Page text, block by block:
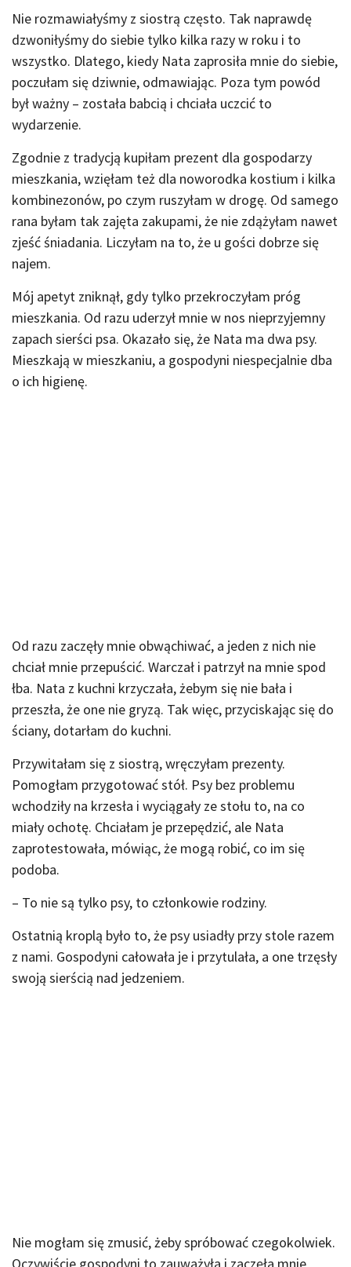
Nie rozmawiałyśmy z siostrą często. Tak naprawdę
dzwoniłyśmy do siebie tylko kilka razy w roku i to
wszystko. Dlatego, kiedy Nata zaprosiła mnie do siebie,
poczułam się dziwnie, odmawiając. Poza tym powód
był ważny – została babcią i chciała uczcić to
wydarzenie.
Zgodnie z tradycją kupiłam prezent dla gospodarzy
mieszkania, wzięłam też dla noworodka kostium i kilka
kombinezonów, po czym ruszyłam w drogę. Od samego
rana byłam tak zajęta zakupami, że nie zdążyłam nawet
zjeść śniadania. Liczyłam na to, że u gości dobrze się
najem.
Mój apetyt zniknął, gdy tylko przekroczyłam próg
mieszkania. Od razu uderzył mnie w nos nieprzyjemny
zapach sierści psa. Okazało się, że Nata ma dwa psy.
Mieszkają w mieszkaniu, a gospodyni niespecjalnie dba
o ich higienę.
Od razu zaczęły mnie obwąchiwać, a jeden z nich nie
chciał mnie przepuścić. Warczał i patrzył na mnie spod
łba. Nata z kuchni krzyczała, żebym się nie bała i
przeszła, że one nie gryzą. Tak więc, przyciskając się do
ściany, dotarłam do kuchni.
Przywitałam się z siostrą, wręczyłam prezenty.
Pomogłam przygotować stół. Psy bez problemu
wchodziły na krzesła i wyciągały ze stołu to, na co
miały ochotę. Chciałam je przepędzić, ale Nata
zaprotestowała, mówiąc, że mogą robić, co im się
podoba.
– To nie są tylko psy, to członkowie rodziny.
Ostatnią kroplą było to, że psy usiadły przy stole razem
z nami. Gospodyni całowała je i przytulała, a one trzęsły
swoją sierścią nad jedzeniem.
Nie mogłam się zmusić, żeby spróbować czegokolwiek.